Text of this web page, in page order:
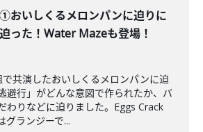
①おいしくるメロンパンに迫りに
迫った！Water Mazeも登場！
共演したおいしくるメロンパンに迫
避行」がどんな意図で作られたか、バ
わりなどに迫りました。Eggs Crack
グランジーで...